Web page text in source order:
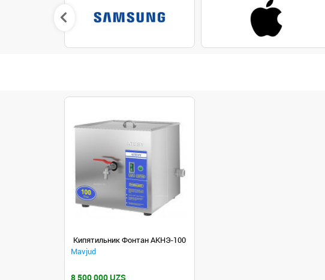
Кипятильник Фонтан АКНЭ-100
Mavjud
8 500 000 UZS